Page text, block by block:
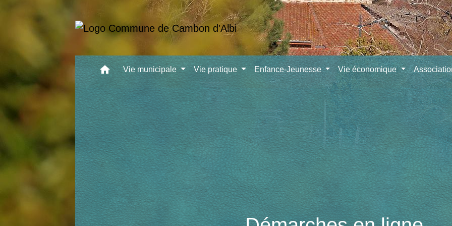
home Vie municipale Vie pratique Enfance-Jeunesse Vie économique